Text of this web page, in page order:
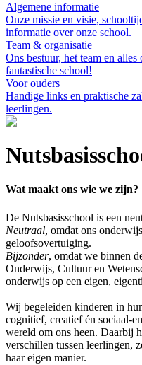
Algemene informatie
Onze missie en visie,
informatie over onze school.
Team & organisatie
Ons bestuur, het team en
fantastische school!
Voor ouders
Handige links en praktische
leerlingen.
Wat maakt ons wie we zijn?
De Nutsbasisschool is een
Neutraal, omdat ons
geloofsovertuiging.
Bijzonder, omdat we binnen
Onderwijs, Cultuur en
onderwijs op een eigen,
Wij begeleiden kinderen in
cognitief, creatief én sociaal-
wereld om ons heen. Daarbij
verschillen tussen leerlingen,
haar eigen manier.